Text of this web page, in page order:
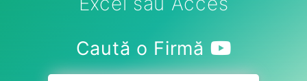
Caută o Firmă